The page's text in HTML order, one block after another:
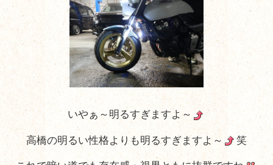
いやぁ～明るすぎますよ～
高橋の明るい性格よりも明るすぎますよ～ 笑